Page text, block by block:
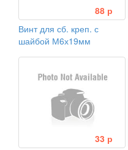
88 р
Винт для сб. креп. с
шайбой М6х19мм
33 р